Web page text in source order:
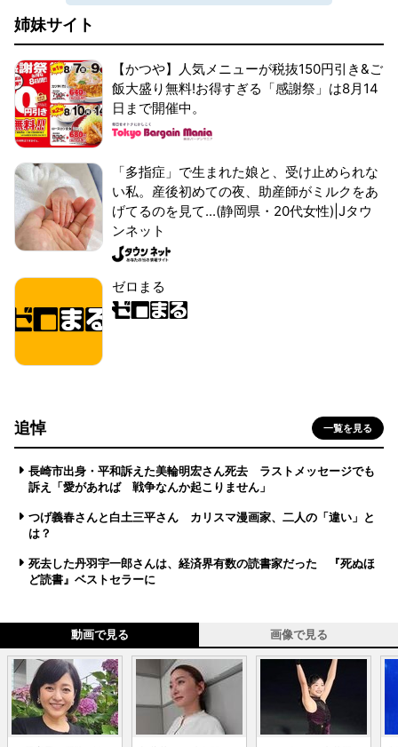
姉妹サイト
【かつや】人気メニューが税抜150円引き&ご
飯大盛り無料!お得すぎる「感謝祭」は8月14
日まで開催中。
「多指症」で生まれた娘と、受け止められな
い私。産後初めての夜、助産師がミルクをあ
げてるのを見て...(静岡県・20代女性)|Jタウ
ンネット
ゼロまる
追悼 一覧を見る
長崎市出身・平和訴えた美輪明宏さん死去 ラストメッセージでも
訴え「愛があれば 戦争なんか起こりません」
つげ義春さんと白土三平さん カリスマ漫画家、二人の「違い」と
は？
死去した丹羽宇一郎さんは、経済界有数の読書家だった 『死ぬほ
ど読書』ベストセラーに
動画で見る 画像で見る